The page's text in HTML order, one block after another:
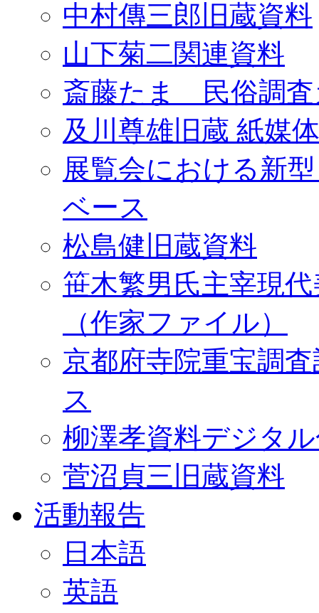
中村傳三郎旧蔵資料
山下菊二関連資料
斎藤たま 民俗調査
及川尊雄旧蔵 紙媒
展覧会における新
ベース
松島健旧蔵資料
笹木繁男氏主宰現
（作家ファイル）
京都府寺院重宝調
ス
柳澤孝資料デジタ
菅沼貞三旧蔵資料
活動報告
日本語
英語